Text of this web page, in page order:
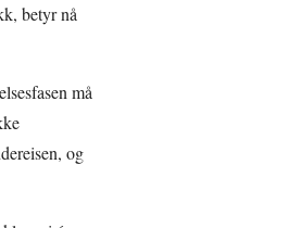
betyr nå
må
og